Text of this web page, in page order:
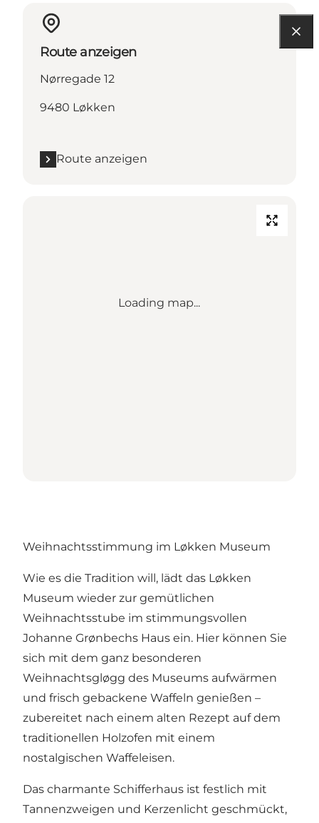
Route anzeigen
Nørregade 12
9480 Løkken
Route anzeigen
Loading map...
Weihnachtsstimmung im Løkken Museum
Wie es die Tradition will, lädt das Løkken
Museum wieder zur gemütlichen
Weihnachtsstube im stimmungsvollen
Johanne Grønbechs Haus ein. Hier können Sie
sich mit dem ganz besonderen
Weihnachtsgløgg des Museums aufwärmen
und frisch gebackene Waffeln genießen –
zubereitet nach einem alten Rezept auf dem
traditionellen Holzofen mit einem
nostalgischen Waffeleisen.
Das charmante Schifferhaus ist festlich mit
Tannenzweigen und Kerzenlicht geschmückt,